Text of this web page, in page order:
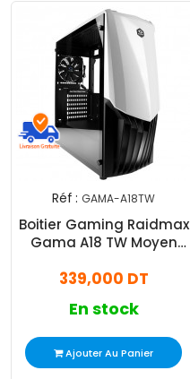
Réf : GAMA-A18TW
Boitier Gaming Raidmax
Gama A18 TW Moyen
339,000 DT
En stock
Ajouter Au Panier